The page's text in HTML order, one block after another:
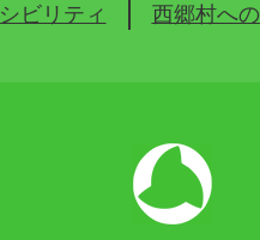
ビリティ 西郷村へ